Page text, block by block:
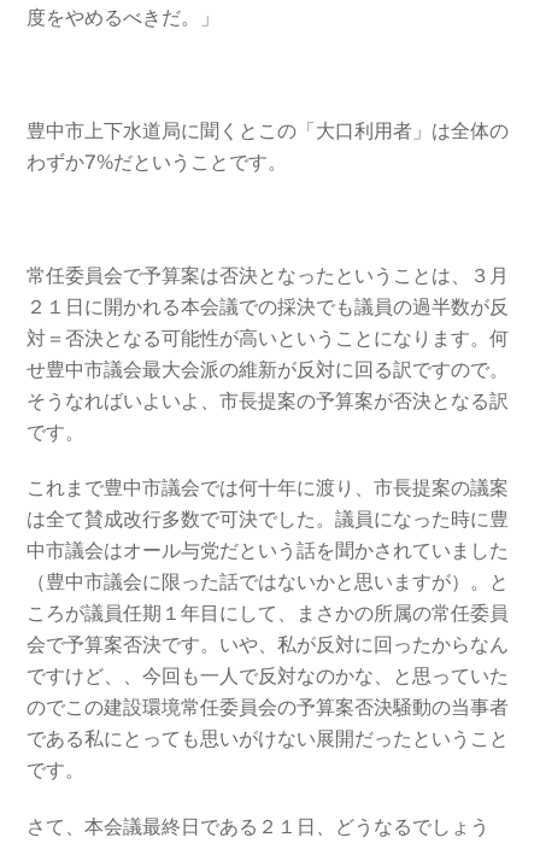
度をやめるべきだ。」
豊中市上下水道局に聞くとこの「大口利用者」は全体の
わずか7%だということです。
常任委員会で予算案は否決となったということは、３月
２１日に開かれる本会議での採決でも議員の過半数が反
対＝否決となる可能性が高いということになります。何
せ豊中市議会最大会派の維新が反対に回る訳ですので。
そうなればいよいよ、市長提案の予算案が否決となる訳
です。
これまで豊中市議会では何十年に渡り、市長提案の議案
は全て賛成改行多数で可決でした。議員になった時に豊
中市議会はオール与党だという話を聞かされていました
（豊中市議会に限った話ではないかと思いますが）。と
ころが議員任期１年目にして、まさかの所属の常任委員
会で予算案否決です。いや、私が反対に回ったからなん
ですけど、、今回も一人で反対なのかな、と思っていた
のでこの建設環境常任委員会の予算案否決騒動の当事者
である私にとっても思いがけない展開だったということ
です。
さて、本会議最終日である２１日、どうなるでしょう